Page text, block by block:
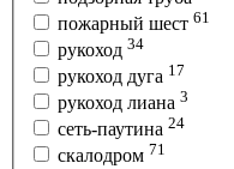
пожарный шест 61
рукоход 34
рукоход дуга 17
рукоход лиана 3
сеть-паутина 24
скалодром 71